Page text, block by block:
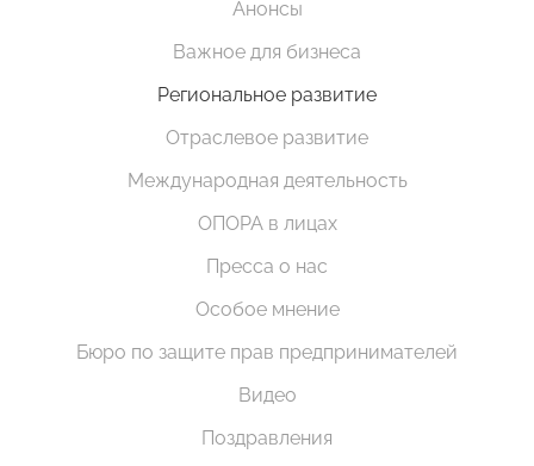
Анонсы
Важное для бизнеса
Региональное развитие
Отраслевое развитие
Международная деятельность
ОПОРА в лицах
Пресса о нас
Особое мнение
Бюро по защите прав предпринимателей
Видео
Поздравления